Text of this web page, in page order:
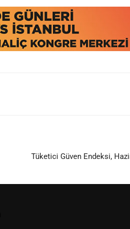
Tüketici Güven Endeksi,